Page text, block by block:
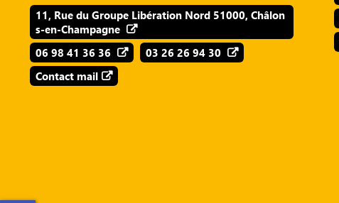
11, Rue du Groupe Libération Nord 51000, Châlon
s-en-Champagne
06 98 41 36 36
03 26 26 94 30
Contact mail